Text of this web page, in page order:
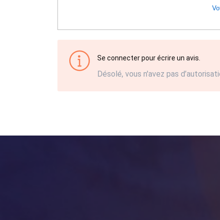
Se connecter pour écrire un avis.
Désolé, vous n'avez pas